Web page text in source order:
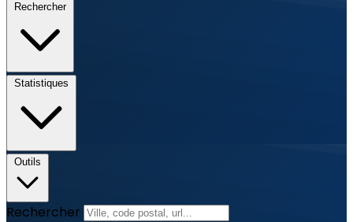
Rechercher
Statistiques
Outils
Rechercher